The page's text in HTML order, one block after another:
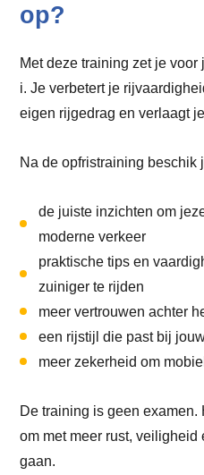
op?
Met deze training zet je
i. Je verbetert je
eigen rijgedrag en verlaagt
Na de opfristraining beschik
de juiste inzichten om
moderne verkeer
praktische tips en
zuiniger te rijden
meer vertrouwen achter
een rijstijl die past bij
meer zekerheid om
De training is geen
om met meer rust,
gaan.